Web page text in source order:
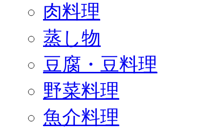
肉料理
蒸し物
豆腐・豆料理
野菜料理
魚介料理